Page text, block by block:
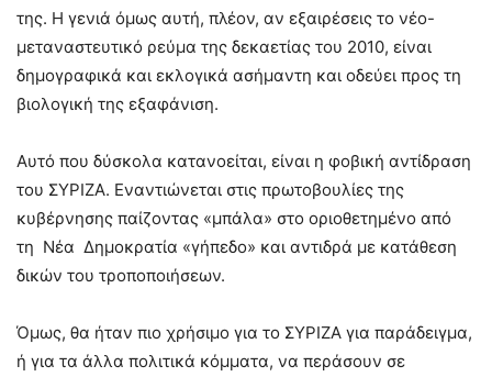
της. Η γενιά όμως αυτή, πλέον, αν εξαιρέσεις το νέο-
μεταναστευτικό ρεύμα της δεκαετίας του 2010, είναι
δημογραφικά και εκλογικά ασήμαντη και οδεύει προς τη
βιολογική της εξαφάνιση.
Αυτό που δύσκολα κατανοείται, είναι η φοβική αντίδραση
του ΣΥΡΙΖΑ. Εναντιώνεται στις πρωτοβουλίες της
κυβέρνησης παίζοντας «μπάλα» στο οριοθετημένο από
τη Νέα Δημοκρατία «γήπεδο» και αντιδρά με κατάθεση
δικών του τροποποιήσεων.
Όμως, θα ήταν πιο χρήσιμο για το ΣΥΡΙΖΑ για παράδειγμα,
ή για τα άλλα πολιτικά κόμματα, να περάσουν σε